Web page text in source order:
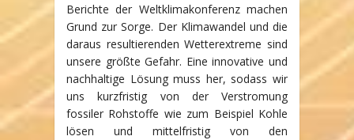
Berichte der Weltklimakonferenz machen
Grund zur Sorge. Der Klimawandel und die
daraus resultierenden Wetterextreme sind
unsere größte Gefahr. Eine innovative und
nachhaltige Lösung muss her, sodass wir
uns kurzfristig von der Verstromung
fossiler Rohstoffe wie zum Beispiel Kohle
lösen und mittelfristig von den